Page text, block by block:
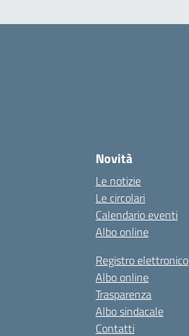
Novità
Le notizie
Le circolari
Calendario eventi
Albo online
Registro elettronico
Albo online
Trasparenza
Albo sindacale
Contatti